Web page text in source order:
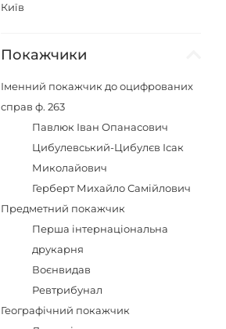
Київ
Покажчики
Іменний покажчик до оцифрованих
справ ф. 263
Павлюк Іван Опанасович
Цибулевський-Цибулєв Ісак
Миколайович
Герберт Михайло Самійлович
Предметний покажчик
Перша інтернаціональна
друкарня
Воєнвидав
Ревтрибунал
Географічний покажчик